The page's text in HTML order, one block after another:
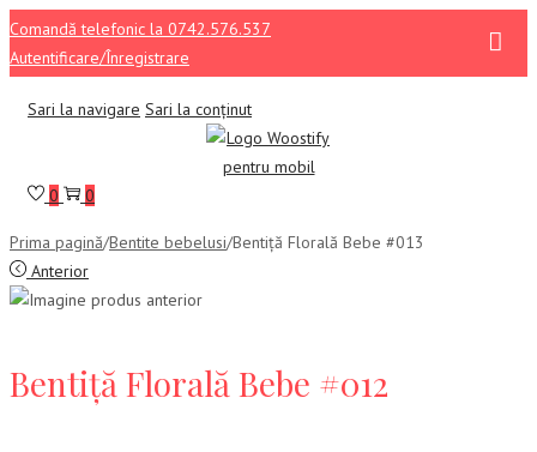
Comandă telefonic la 0742.576.537
Autentificare/Înregistrare
Sari la navigare Sari la conținut
0 0
Prima pagină/Bentite bebelusi/Bentiță Florală Bebe #013
Anterior
Bentiță Florală Bebe #012